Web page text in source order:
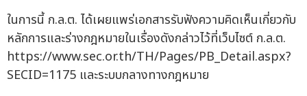
ในการนี้ ก.ล.ต. ได้เผยแพร่เอกสารรับฟังความคิดเห็นเกี่ยวกับ
หลักการและร่างกฎหมายในเรื่องดังกล่าวไว้ที่เว็บไซต์ ก.ล.ต.
https://www.sec.or.th/TH/Pages/PB_Detail.aspx?
SECID=1175 และระบบกลางทางกฎหมาย